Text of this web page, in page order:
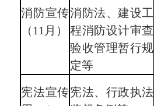
消防宣传
（11月）
消防法、建设工
程消防设计审查
验收管理暂行规
定等
宪法宣传宪法、行政执法